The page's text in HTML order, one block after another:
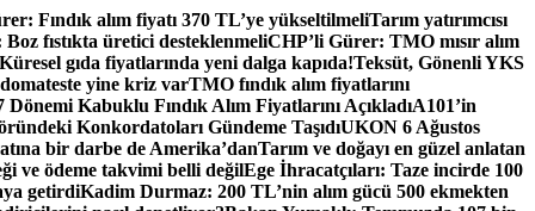
Fındık alım fiyatı 370 TL’ye yükseltilmeliTarım yatırımcısı
fıstıkta üretici desteklenmeliCHP’li Gürer: TMO mısır alım
Küresel gıda fiyatlarında yeni dalga kapıda!Teksüt, Gönenli YKS
yine kriz varTMO fındık alım fiyatlarını
Kabuklu Fındık Alım Fiyatlarını AçıkladıA101’in
Konkordatoları Gündeme TaşıdıUKON 6 Ağustos
bir darbe de Amerika’danTarım ve doğayı en güzel anlatan
ve ödeme takvimi belli değilEge İhracatçıları: Taze incirde 100
getirdiKadim Durmaz: 200 TL’nin alım gücü 500 ekmekten